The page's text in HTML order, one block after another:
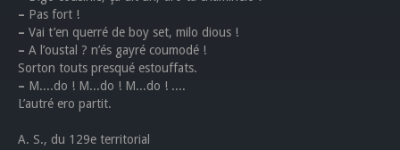
– Pas fort !
– Vai t’en querré de boy set, milo dious !
– A l’oustal ? n’és gayré coumodé !
Sorton touts presqué estouffats.
– M....do ! M...do ! M...do ! ....
L’autré ero partit.
A. S., du 129e territorial